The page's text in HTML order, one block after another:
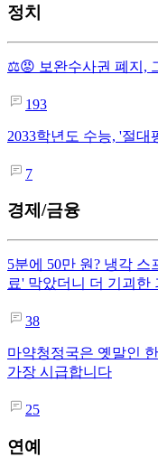
정치
⚖️😡 보완수사권 폐지,
193
2033학년도 수능, '절대
7
경제/금융
5분에 50만 원? 냉각 스
료' 막았더니 더 기괴한
38
마약청정국은 옛말인
가장 시급합니다
25
연예